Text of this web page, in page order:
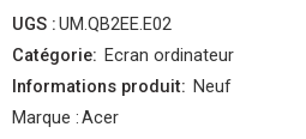
UGS :UM.QB2EE.E02
Catégorie: Ecran ordinateur
Informations produit: Neuf
Marque :Acer